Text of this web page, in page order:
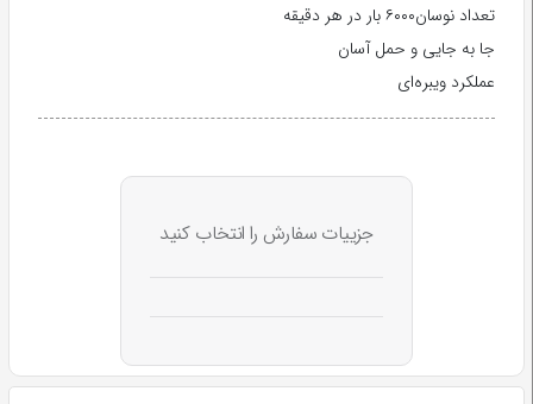
تعداد نوسان۶۰۰۰ بار در هر دقیقه
جا به جایی و حمل آسان
عملکرد ویبره‌ای
جزییات سفارش را انتخاب کنید